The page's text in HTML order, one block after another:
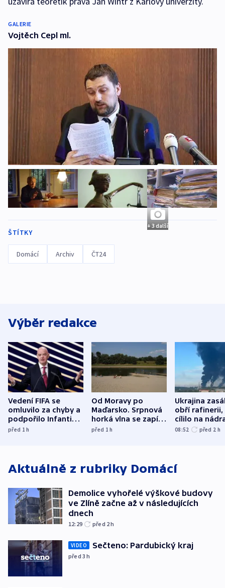
GALERIE
Vojtěch Cepl ml.
+ 3 další
ŠTÍTKY
Domácí Archiv ČT24
Výběr redakce
Vedení FIFA se
omluvilo za chyby a
podpořilo Infantina.
UEFA trvá na
před 1h
Od Moravy po
Maďarsko. Srpnová
horká vlna se zapíše
do dějin
před 1h
Ukrajina
obří rafinerii,
cílilo na
autobus
08:52 před 2 h
Aktuálně z rubriky Domácí
Demolice vyhořelé výškové budovy
ve Zlíně začne až v následujících
dnech
12:29 před 2h
VIDEO Sečteno: Pardubický kraj
před 3h